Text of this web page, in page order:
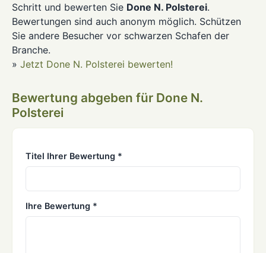
Schritt und bewerten Sie Done N. Polsterei.
Bewertungen sind auch anonym möglich. Schützen
Sie andere Besucher vor schwarzen Schafen der
Branche.
» Jetzt Done N. Polsterei bewerten!
Bewertung abgeben für Done N.
Polsterei
Titel Ihrer Bewertung *
Ihre Bewertung *